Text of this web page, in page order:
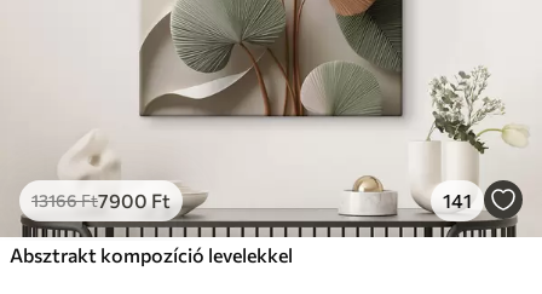
13166Ft7900 Ft 141
Absztrakt kompozíció levelekkel